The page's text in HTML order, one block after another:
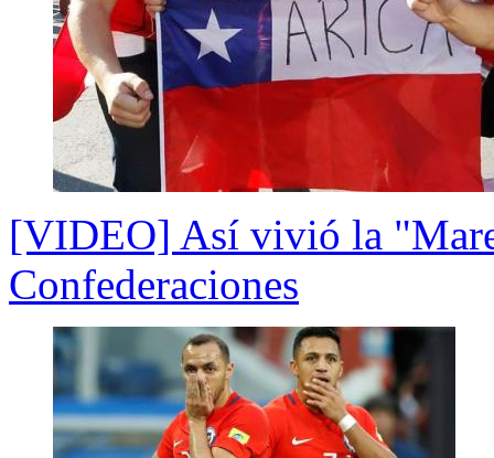
[VIDEO] Así vivió la
Confederaciones